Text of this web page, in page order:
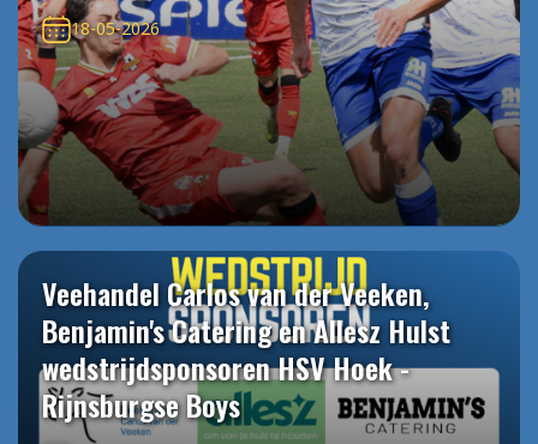
18-05-2026
Veehandel Carlos van der Veeken,
Benjamin's Catering en Allesz Hulst
wedstrijdsponsoren HSV Hoek -
Rijnsburgse Boys